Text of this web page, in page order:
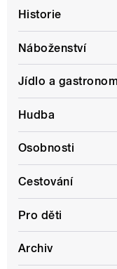
Historie
Náboženství
Jídlo a
Hudba
Osobnosti
Cestování
Pro děti
Archiv